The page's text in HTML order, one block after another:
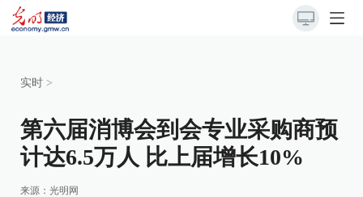
实时 >
第六届消博会到会专业采购商预
计达6.5万人 比上届增长10%
来源： 光明网